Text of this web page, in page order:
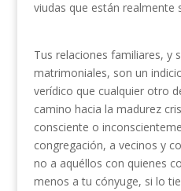
viudas que están realmente
Tus relaciones familiares, y
matrimoniales, son un
verídico que cualquier otro
camino hacia la madurez
consciente o
congregación, a vecinos y
no a aquéllos con quienes
menos a tu cónyuge, si lo